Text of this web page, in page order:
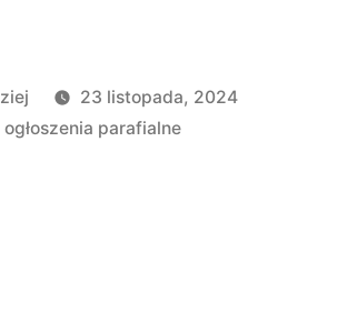
23 listopada, 2024
ogłoszenia parafialne